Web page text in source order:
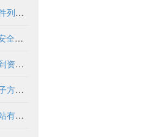
查看磁力链接文件列表的实用方法与工具
磁力APP推荐：安全使用指南与优质资源盘点
磁力链接搜索不到资源怎么办？
磁力链接转换种子方法与工具解析
口碑最好的磁力站有哪些推荐？2024年全面解析